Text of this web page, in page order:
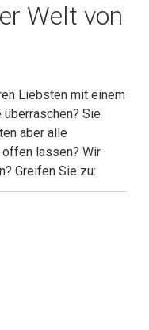
Welt von
Liebsten mit einem
Sie
aber alle
lassen? Wir
Greifen Sie zu: